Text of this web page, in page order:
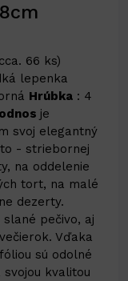
66 ks)
lepenka
Hrúbka : 4
je
svoj elegantný
- striebornej
na oddelenie
tort, na malé
dezerty.
pečivo, aj
Vďaka
sú odolné
svojou kvalitou